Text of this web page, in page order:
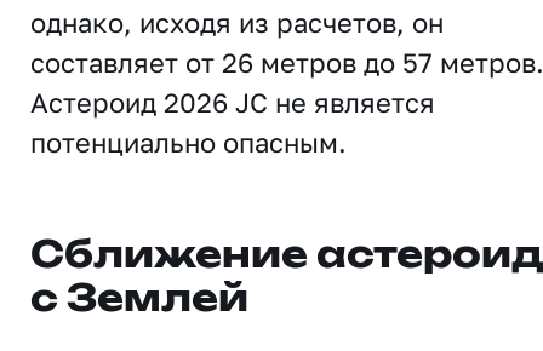
однако, исходя из расчетов, он
составляет от 26 метров до 57 метров.
Астероид 2026 JC не является
потенциально опасным.
Сближение
с Землей